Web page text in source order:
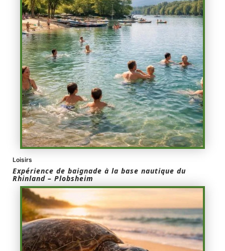
Loisirs
Expérience de baignade à la base nautique du
Rhinland – Plobsheim